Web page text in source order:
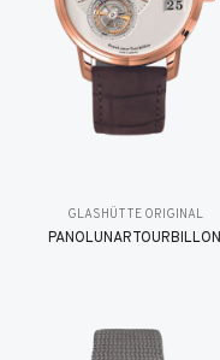
GLASHÜTTE ORIGINAL
PANOLUNARTOURBILLON